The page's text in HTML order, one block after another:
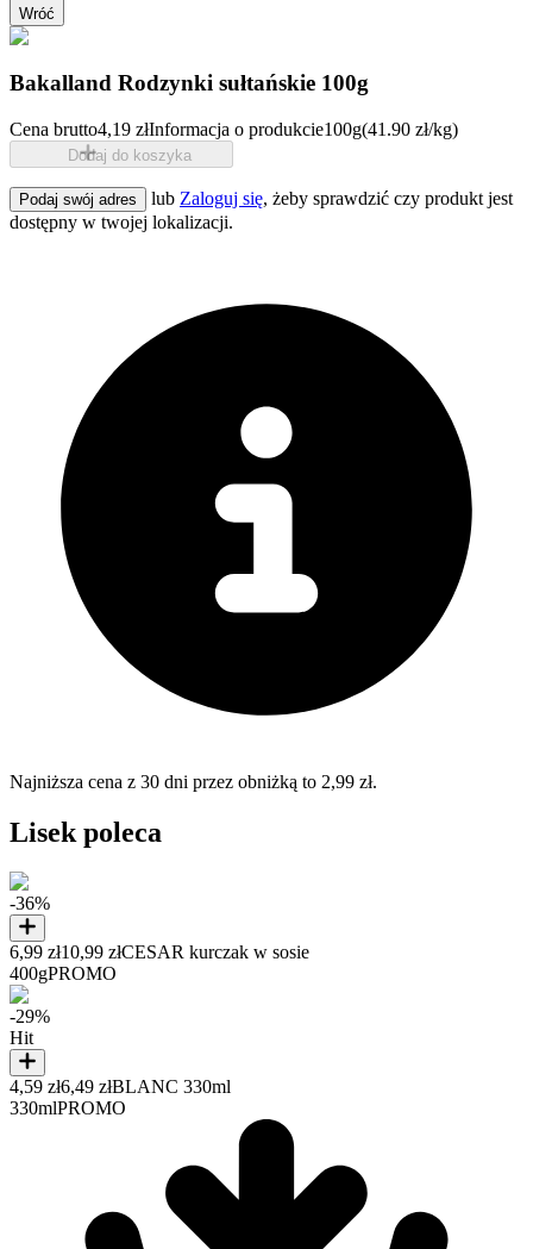
Wróć
Bakalland Rodzynki sułtańskie 100g
Cena brutto4,19 złInformacja o produkcie100g(41.90 zł/kg)
Dodaj do koszyka
Podaj swój adres lub Zaloguj się, żeby sprawdzić czy produkt jest
dostępny w twojej lokalizacji.
Najniższa cena z 30 dni przez obniżką to 2,99 zł.
Lisek poleca
-36%
6,99 zł10,99 złCESAR kurczak w sosie
400gPROMO
-29%
Hit
4,59 zł6,49 złBLANC 330ml
330mlPROMO